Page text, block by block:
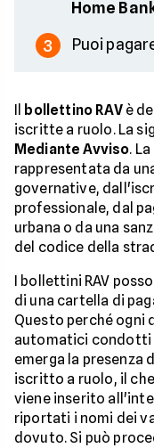
Home
3 Puoi
bollettino RAVè
iscritte a ruolo. La
Mediante Avviso.
rappresentata da
governative,
professionale, dal
urbana o da una
del codice della
I bollettini RAV
di una cartella di
Questo perché
automatici condotti
emerga la presenza
iscritto a ruolo, il
viene inserito
riportati i nomi dei
dovuto. Si può